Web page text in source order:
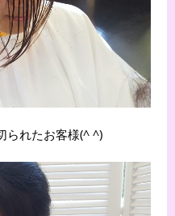
られたお客様(^ ^)